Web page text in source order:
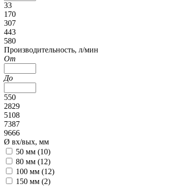
33
170
307
443
580
Производительность, л/мин
От
До
550
2829
5108
7387
9666
Ø вх/вых, мм
50 мм (10)
80 мм (12)
100 мм (12)
150 мм (2)